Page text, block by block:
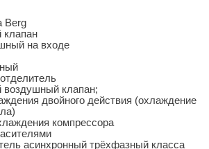
Berg
на входе
клапан;
двойного действия (охлаждение
компрессора
асинхронный трёхфазный класса